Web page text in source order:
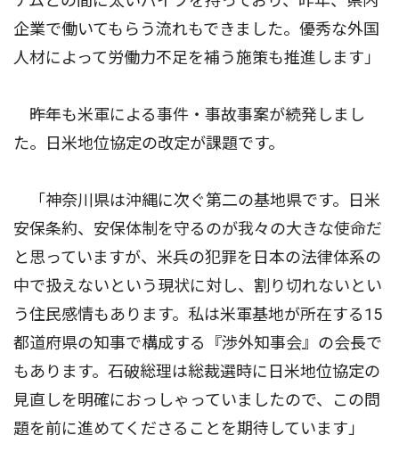
企業で働いてもらう流れもできました。優秀な外国
人材によって労働力不足を補う施策も推進します」
――昨年も米軍による事件・事故事案が続発しまし
た。日米地位協定の改定が課題です。
「神奈川県は沖縄に次ぐ第二の基地県です。日米
安保条約、安保体制を守るのが我々の大きな使命だ
と思っていますが、米兵の犯罪を日本の法律体系の
中で扱えないという現状に対し、割り切れないとい
う住民感情もあります。私は米軍基地が所在する15
都道府県の知事で構成する『渉外知事会』の会長で
もあります。石破総理は総裁選時に日米地位協定の
見直しを明確におっしゃっていましたので、この問
題を前に進めてくださることを期待しています」